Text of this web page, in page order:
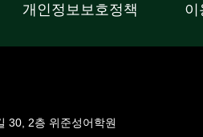
개인정보보호정책 이
30, 2층 위준성어학원